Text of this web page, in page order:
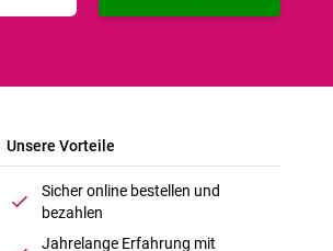
Unsere Vorteile
Sicher online bestellen und
bezahlen
Jahrelange Erfahrung mit